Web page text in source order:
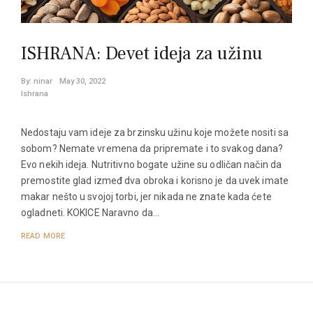
ISHRANA: Devet ideja za užinu
By: ninar
May 30, 2022
Ishrana
Nedostaju vam ideje za brzinsku užinu koje možete nositi sa
sobom? Nemate vremena da pripremate i to svakog dana?
Evo nekih ideja. Nutritivno bogate užine su odličan način da
premostite glad izmeđ dva obroka i korisno je da uvek imate
makar nešto u svojoj torbi, jer nikada ne znate kada ćete
ogladneti. KOKICE Naravno da…
READ MORE